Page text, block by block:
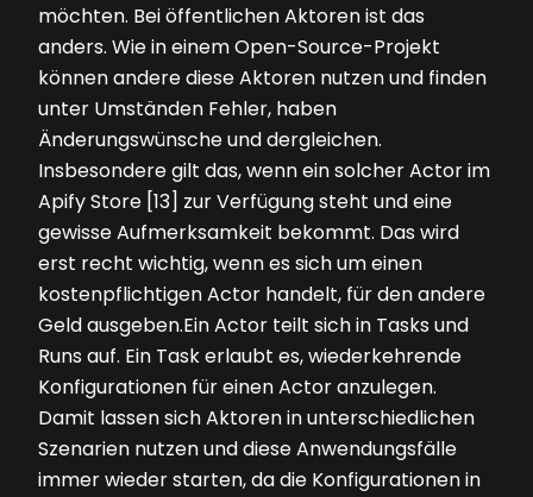
möchten. Bei öffentlichen Aktoren ist das
anders. Wie in einem Open-Source-Projekt
können andere diese Aktoren nutzen und finden
unter Umständen Fehler, haben
Änderungswünsche und dergleichen.
Insbesondere gilt das, wenn ein solcher Actor im
Apify Store [13] zur Verfügung steht und eine
gewisse Aufmerksamkeit bekommt. Das wird
erst recht wichtig, wenn es sich um einen
kostenpflichtigen Actor handelt, für den andere
Geld ausgeben.Ein Actor teilt sich in Tasks und
Runs auf. Ein Task erlaubt es, wiederkehrende
Konfigurationen für einen Actor anzulegen.
Damit lassen sich Aktoren in unterschiedlichen
Szenarien nutzen und diese Anwendungsfälle
immer wieder starten, da die Konfigurationen in